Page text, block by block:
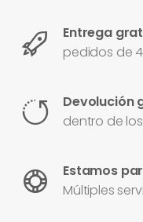
Entrega
pedidos de
Devolución
dentro de
Estamos
Múltiples